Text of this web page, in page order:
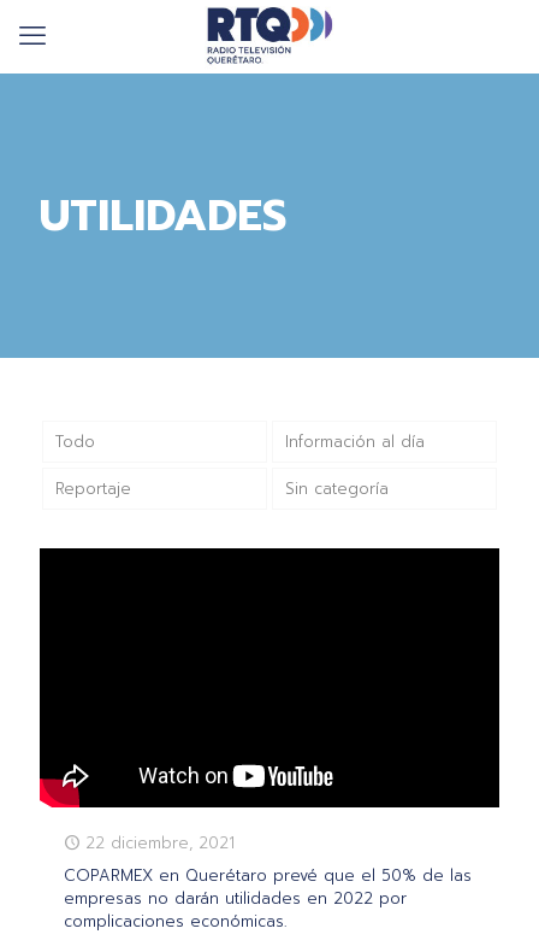
UTILIDADES
Todo Información al día
Reportaje Sin categoría
22 diciembre, 2021
COPARMEX en Querétaro prevé que el 50% de las
empresas no darán utilidades en 2022 por
complicaciones económicas.